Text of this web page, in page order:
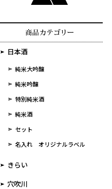
日本酒
純米大吟醸
純米吟醸
特別純米酒
純米酒
セット
名入れ オリジナルラベル
きらい
穴吹川